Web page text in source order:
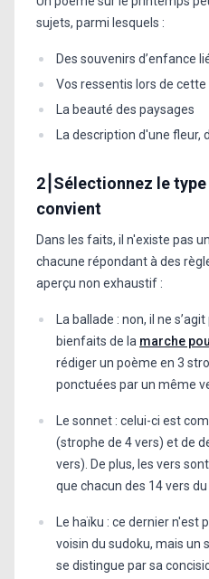
sujets, parmi lesquels :
Des souvenirs d’enfance
Vos ressentis lors de cette
La beauté des paysages
La description d'une fleur,
2⎮Sélectionnez le
convient
Dans les faits, il n'existe pas
chacune répondant à des
aperçu non exhaustif :
La ballade : non, il ne
bienfaits de la marche
rédiger un poème en 3
ponctuées par un même
Le sonnet : celui-ci est
(strophe de 4 vers) et de
vers). De plus, les vers
que chacun des 14 vers
Le haïku : ce dernier n'est
voisin du sudoku, mais un
se distingue par sa